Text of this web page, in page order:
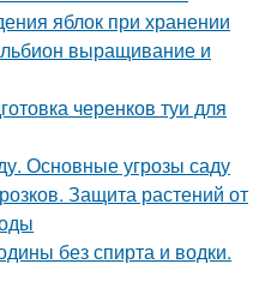
яблок при хранении
выращивание и
черенков туи для
Основные угрозы саду
Защита растений от
без спирта и водки.